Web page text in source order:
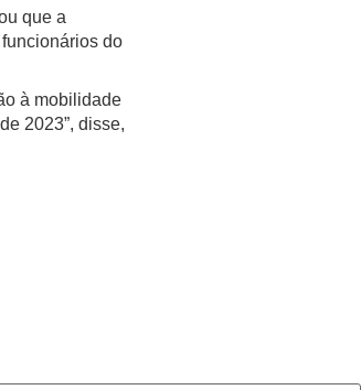
que a
do
à mobilidade
2023”, disse,